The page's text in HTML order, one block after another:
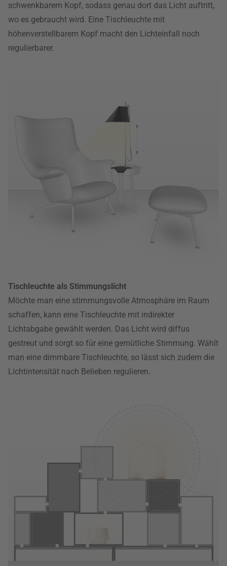
schwenkbarem Kopf, sodass genau dort das Licht auftritt,
wo es gebraucht wird. Eine Tischleuchte mit
höhenverstellbarem Kopf macht den Lichteinfall noch
regulierbarer.
Tischleuchte als Stimmungslicht
Möchte man eine stimmungsvolle Atmosphäre im Raum
schaffen, kann eine Tischleuchte mit indirekter
Lichtabgabe gewählt werden. Das Licht wird diffus
gestreut und sorgt so für eine gemütliche Stimmung. Wählt
man eine dimmbare Tischleuchte, so lässt sich zudem die
Lichtintensität nach Belieben regulieren.